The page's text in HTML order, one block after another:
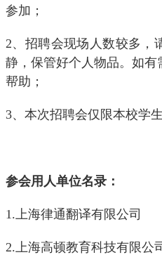
参加；
2、招聘会现场人数较多，
静，保管好个人物品。如
帮助；
3、本次招聘会仅限本校学生
参会用人单位名录：
1.上海律通翻译有限公司
2.上海高顿教育科技有限公司